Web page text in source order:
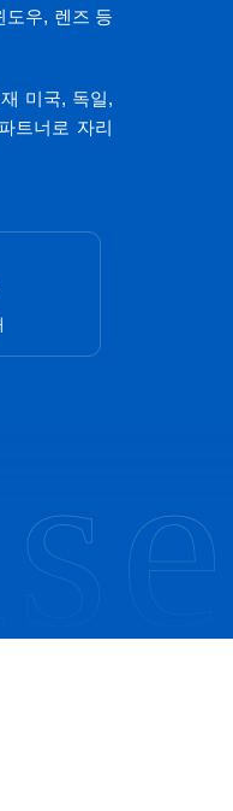
도우, 렌즈 등
미국, 독일,
트너로 자리